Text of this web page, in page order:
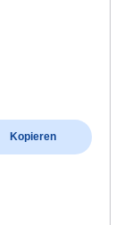
Kopieren